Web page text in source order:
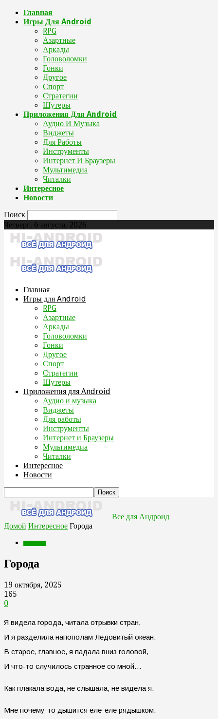
Главная
Игры Для Android
RPG
Азартные
Аркады
Головоломки
Гонки
Другое
Спорт
Стратегии
Шутеры
Приложения Для Android
Аудио И Музыка
Виджеты
Для Работы
Инструменты
Интернет И Браузеры
Мультимедиа
Читалки
Интересное
Новости
Поиск
Четверг, 6 августа, 2026
Главная
Игры для Android
RPG
Азартные
Аркады
Головоломки
Гонки
Другое
Спорт
Стратегии
Шутеры
Приложения для Android
Аудио и музыка
Виджеты
Для работы
Инструменты
Интернет и Браузеры
Мультимедиа
Читалки
Интересное
Новости
Все для Андроид
Домой Интересное Города
Города
19 октября, 2025
165
0
Я видела города, читала отрывки стран,
И я разделила напополам Ледовитый океан.
В старое, главное, я падала вниз головой,
И что-то случилось странное со мной…
Как плакала вода, не слышала, не видела я.
Мне почему-то дышится еле-еле рядышком.